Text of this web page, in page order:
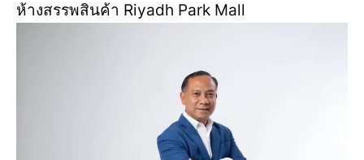
ห้างสรรพสินค้า Riyadh Park Mall